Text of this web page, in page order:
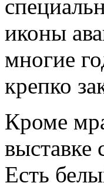
иконы
многие
крепко
Кроме
выставке
Есть